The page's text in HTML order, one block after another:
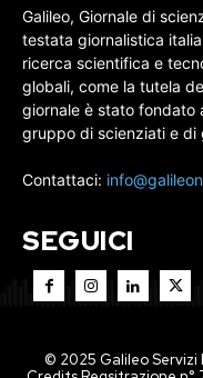
Galileo, Giornale di
testata giornalistica
ricerca scientifica e
globali, come la tutela
giornale è stato fondato
gruppo di scienziati e di
Contattaci:
SEGUICI
© 2025 Galileo Servizi